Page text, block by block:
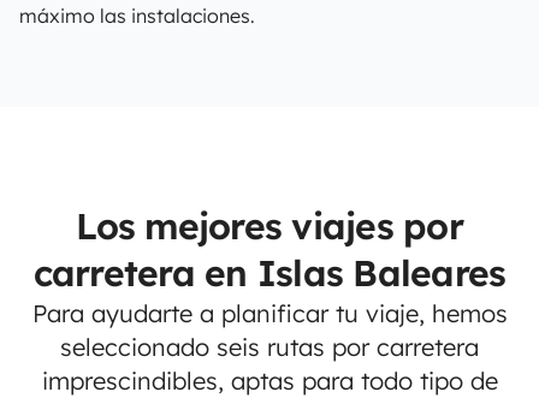
máximo las instalaciones.
Los mejores viajes por
carretera en Islas Baleares
Para ayudarte a planificar tu viaje, hemos
seleccionado seis rutas por carretera
imprescindibles, aptas para todo tipo de